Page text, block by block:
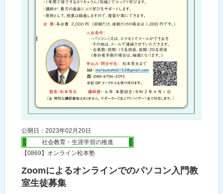
公開日：2023年02月20日
社会教育・生涯学習の推進
【0869】オンライン松本塾
Zoomによるオンラインでのパソコン入門教
室生徒募集